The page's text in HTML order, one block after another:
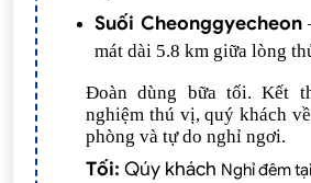
Suối Cheonggyecheon
mát dài 5.8 km giữa lòng
Đoàn dùng bữa tối. Kết
nghiệm thú vị, quý khách
phòng và tự do nghỉ ngơi.
Tối: Qúy khách Nghỉ đêm